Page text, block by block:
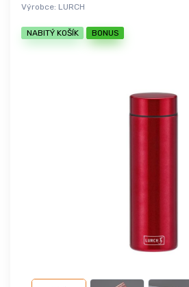
Výrobce: LURCH
NABITÝ KOŠÍK BONUS